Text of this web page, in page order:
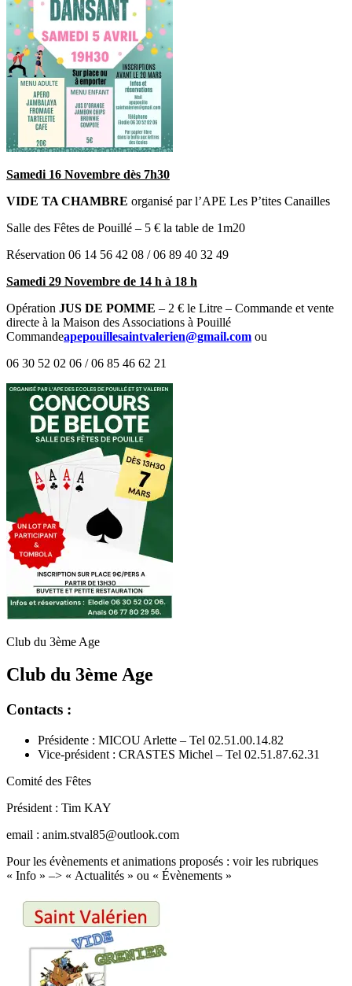
Samedi 16 Novembre dès 7h30
VIDE TA CHAMBRE organisé par l’APE Les P’tites Canailles
Salle des Fêtes de Pouillé – 5 € la table de 1m20
Réservation 06 14 56 42 08 / 06 89 40 32 49
Samedi 29 Novembre de 14 h à 18 h
Opération JUS DE POMME – 2 € le Litre – Commande et vente
directe à la Maison des Associations à Pouillé
Commandeapepouillesaintvalerien@gmail.com ou
06 30 52 02 06 / 06 85 46 62 21
Club du 3ème Age
Club du 3ème Age
Contacts :
Présidente : MICOU Arlette – Tel 02.51.00.14.82
Vice-président : CRASTES Michel – Tel 02.51.87.62.31
Comité des Fêtes
Président : Tim KAY
email : anim.stval85@outlook.com
Pour les évènements et animations proposés : voir les rubriques
« Info » –> « Actualités » ou « Évènements »